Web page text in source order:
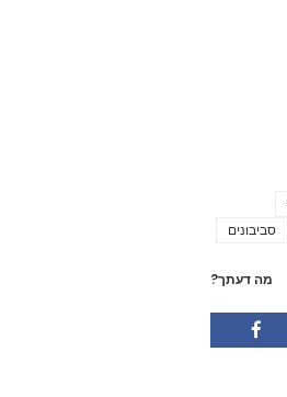
סביבונים
מה דעתך?